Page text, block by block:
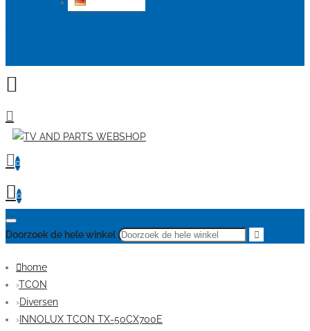
0
0
Doorzoek de hele winkel
home
TCON
Diversen
INNOLUX TCON TX-50CX700E